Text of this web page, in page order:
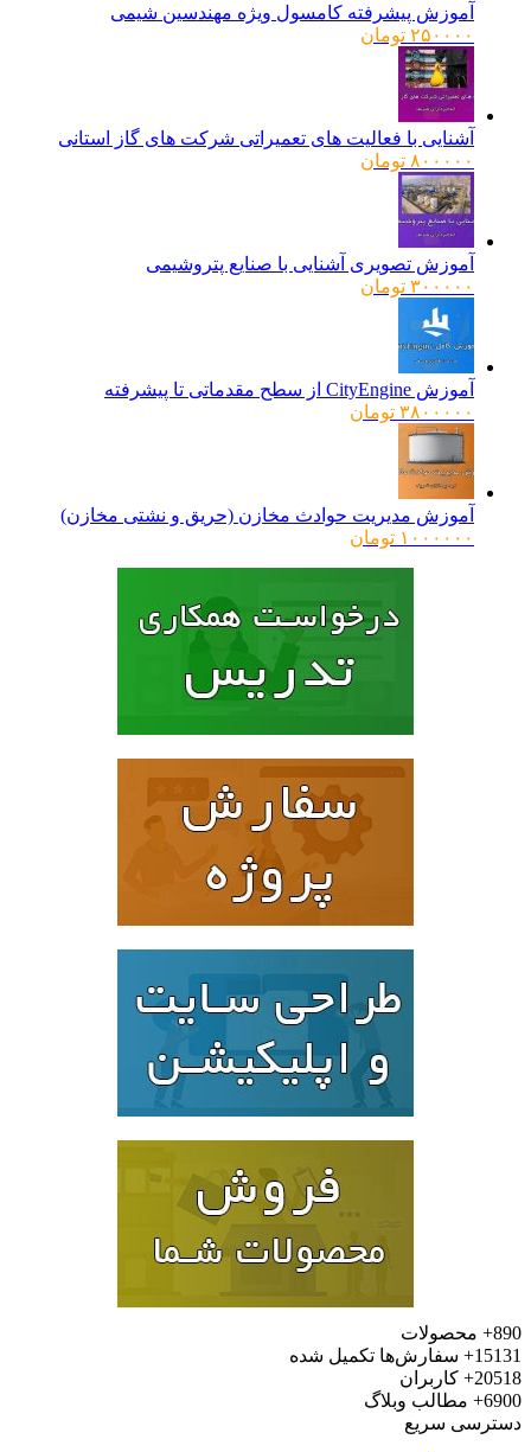
آموزش پیشرفته کامسول ویژه مهندسین شیمی
۲۵۰۰۰۰ تومان
آشنایی با فعالیت های تعمیراتی شرکت های گاز استانی
۸۰۰۰۰۰ تومان
آموزش تصویری آشنایی با صنایع پتروشیمی
۳۰۰۰۰۰ تومان
آموزش CityEngine از سطح مقدماتی تا پیشرفته
۳۸۰۰۰۰۰ تومان
آموزش مدیریت حوادث مخازن (حریق و نشتی مخازن)
۱۰۰۰۰۰۰ تومان
محصولات
سفارش‌ها تکمیل شده
کاربران
مطالب وبلاگ
سریع